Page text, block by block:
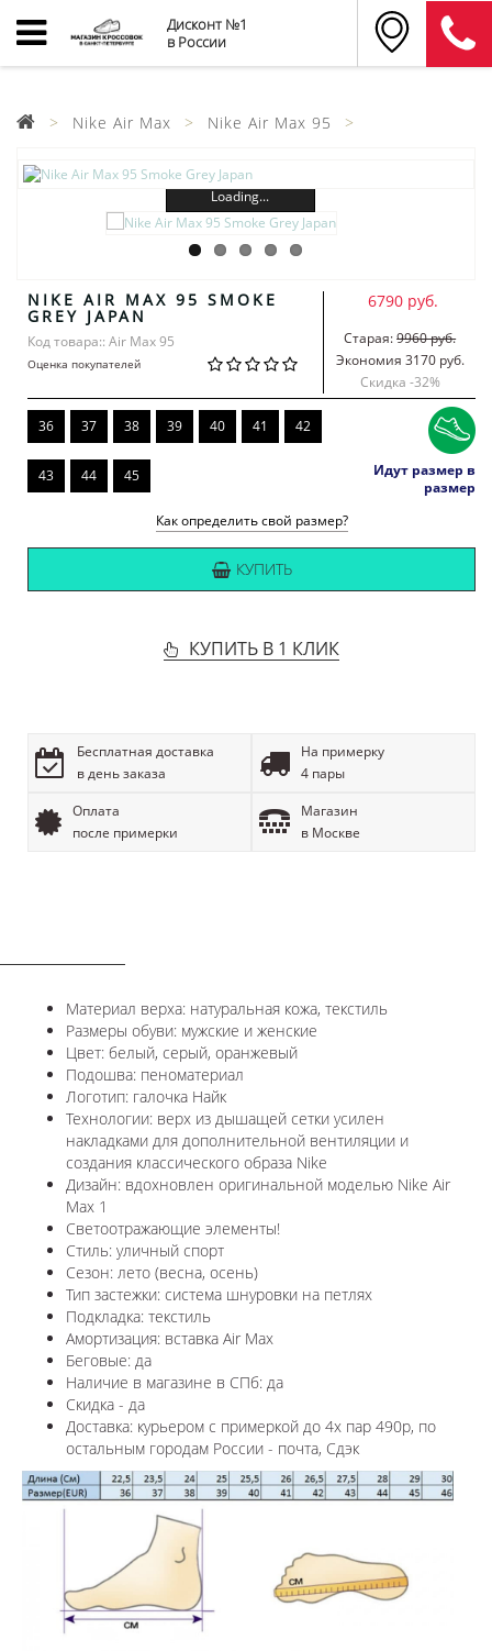
Дисконт №1
в России
Nike Air Max Nike Air Max 95
Loading...
NIKE AIR MAX 95 SMOKE
GREY JAPAN
Код товара:: Air Max 95
Оценка покупателей
6790 руб.
Старая:9960 руб.
Экономия 3170 руб.
Скидка -32%
36 37 38 39 40 41 42
43 44 45
Идут размер в
размер
Как определить свой размер?
КУПИТЬ
КУПИТЬ В 1 КЛИК
Бесплатная доставка
в день заказа
На примерку
4 пары
Оплата
после примерки
Магазин
в Москве
Материал верха: натуральная кожа, текстиль
Размеры обуви: мужские и женские
Цвет: белый, серый, оранжевый
Подошва: пеноматериал
Логотип: галочка Найк
Технологии: верх из дышащей сетки усилен
накладками для дополнительной вентиляции и
создания классического образа Nike
Дизайн: вдохновлен оригинальной моделью Nike Air
Max 1
Светоотражающие элементы!
Стиль: уличный спорт
Сезон: лето (весна, осень)
Тип застежки: система шнуровки на петлях
Подкладка: текстиль
Амортизация: вставка Air Max
Беговые: да
Наличие в магазине в СПб: да
Скидка - да
Доставка: курьером с примеркой до 4х пар 490р, по
остальным городам России - почта, Сдэк